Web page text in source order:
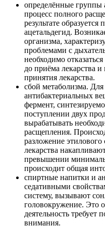
определённые группы
процесс полного
результате
ацетальдегид.
организма,
проблемами с
необходимо
до приёма лекарства и
принятия лекарства.
сбой метаболизма.
антибактериальных
фермент,
поступлении двух
вырабатывать
расщепления.
разложение
лекарства
превышении
происходит общая
спиртные напитки и
седативными
систему, вызывают
головокружение. Это
деятельность
внимания.